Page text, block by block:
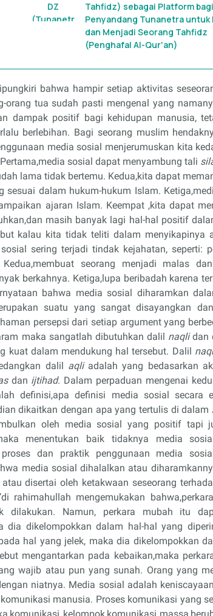
Tahfidz) sebagai Platform bagi
Penyandang Tunanetra untuk
dan Menjadi Seorang Tahfidz
(Penghafal Al-Qur'an)
bahwa hampir setiap aktivitas
orang tua sudah pasti mengenal yang
dampak positif bagi kehidupan manusia,
berlebihan. Bagi seorang muslim
media sosial menjerumuskan kita
sosial dapat menyambung tali
lama tidak bertemu. Kedua,kita dapat
dalam hukum-hukum Islam.
ajaran Islam. Keempat ,kita dapat
masih banyak lagi hal-hal positif
kalau kita tidak teliti dalam menyikapinya
sering terjadi tindak kejahatan, seperti:
seorang menjadi malas
berkahnya. Ketiga,lupa beribadah karena
bahwa media sosial diharamkan
suatu yang sangat disayangkan
persepsi dari setiap argument yang
maka sangatlah dibutuhkan dalil naqlidan
kuat dalam mendukung hal tersebut. Dalil
dalil aqliadalah yang bedasarkan
dan ijtihad. Dalam perpaduan mengenai
definisi,apa definisi media sosial secara
dikaitkan dengan apa yang tertulis di dalam
oleh media sosial yang positif tapi
menentukan baik tidaknya media
dan praktik penggunaan media
media sosial dihalalkan atau
disertai oleh ketakwaan seseorang
rahimahullah mengemukakan bahwa,perkara
dilakukan. Namun, perkara mubah itu
dia dikelompokkan dalam hal-hal yang
hal yang jelek, maka dia dikelompokkan
mengantarkan pada kebaikan,maka
wajib atau pun yang sunah. Orang yang
niatnya. Media sosial adalah
manusia. Proses komunikasi yang